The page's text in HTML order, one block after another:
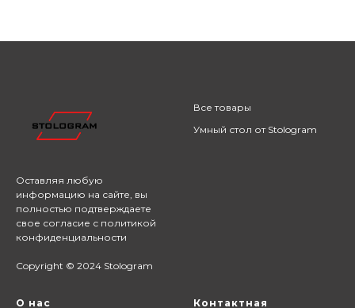
Оставляя любую
информацию на сайте, вы
полностью подтверждаете
свое согласие с политикой
конфиденциальности
Copyright © 2024 Stologram
Все товары
Умный стол от Stologram
О нас Контактная